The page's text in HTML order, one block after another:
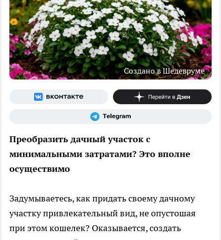
Создано в Шедевруме
Преобразить дачный участок с
минимальными затратами? Это вполне
осуществимо
Задумываетесь, как придать своему дачному
участку привлекательный вид, не опустошая
при этом кошелек? Оказывается, создать